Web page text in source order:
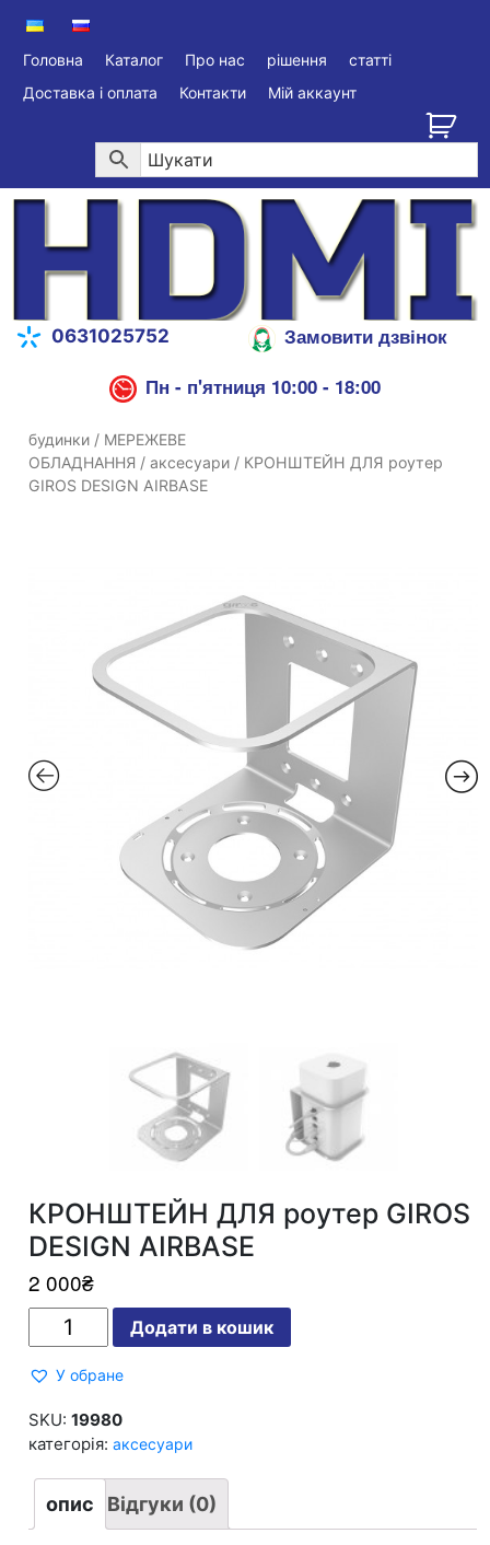
Головна Каталог Про нас рішення
статті
Доставка і оплата
Контакти Мій аккаунт
0631025752
Замовити дзвінок
Пн - п'ятниця 10:00 - 18:00
будинки / МЕРЕЖЕВЕ
ОБЛАДНАННЯ /аксесуари / КРОНШТЕЙН ДЛЯ роутер
GIROS DESIGN AIRBASE
КРОНШТЕЙН ДЛЯ роутер GIROS
DESIGN AIRBASE
2 000₴
роутер
DESIGN
кількість
Додати в кошик
У обране
SKU:19980
категорія:аксесуари
опис Відгуки (0)